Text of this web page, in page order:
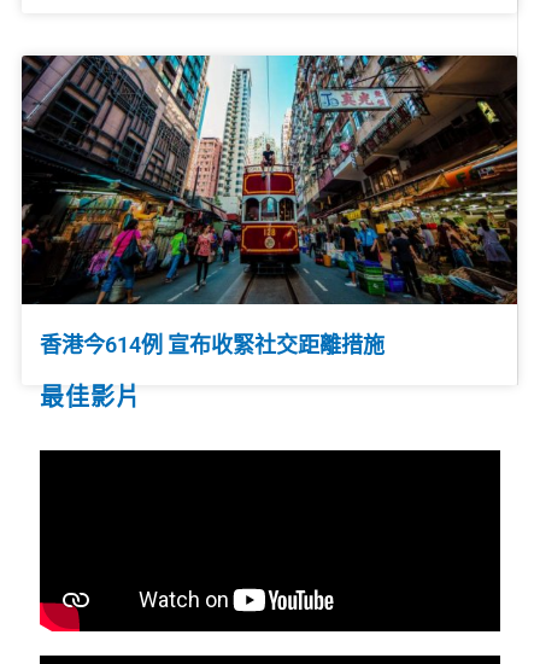
香港今614例 宣布收緊社交距離措施
最佳影片